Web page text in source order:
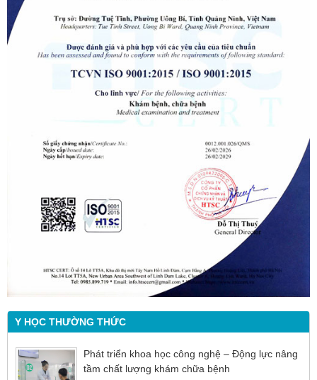
Y HỌC THƯỜNG THỨC
Phát triển khoa học công nghệ – Động lực nâng
tầm chất lượng khám chữa bệnh